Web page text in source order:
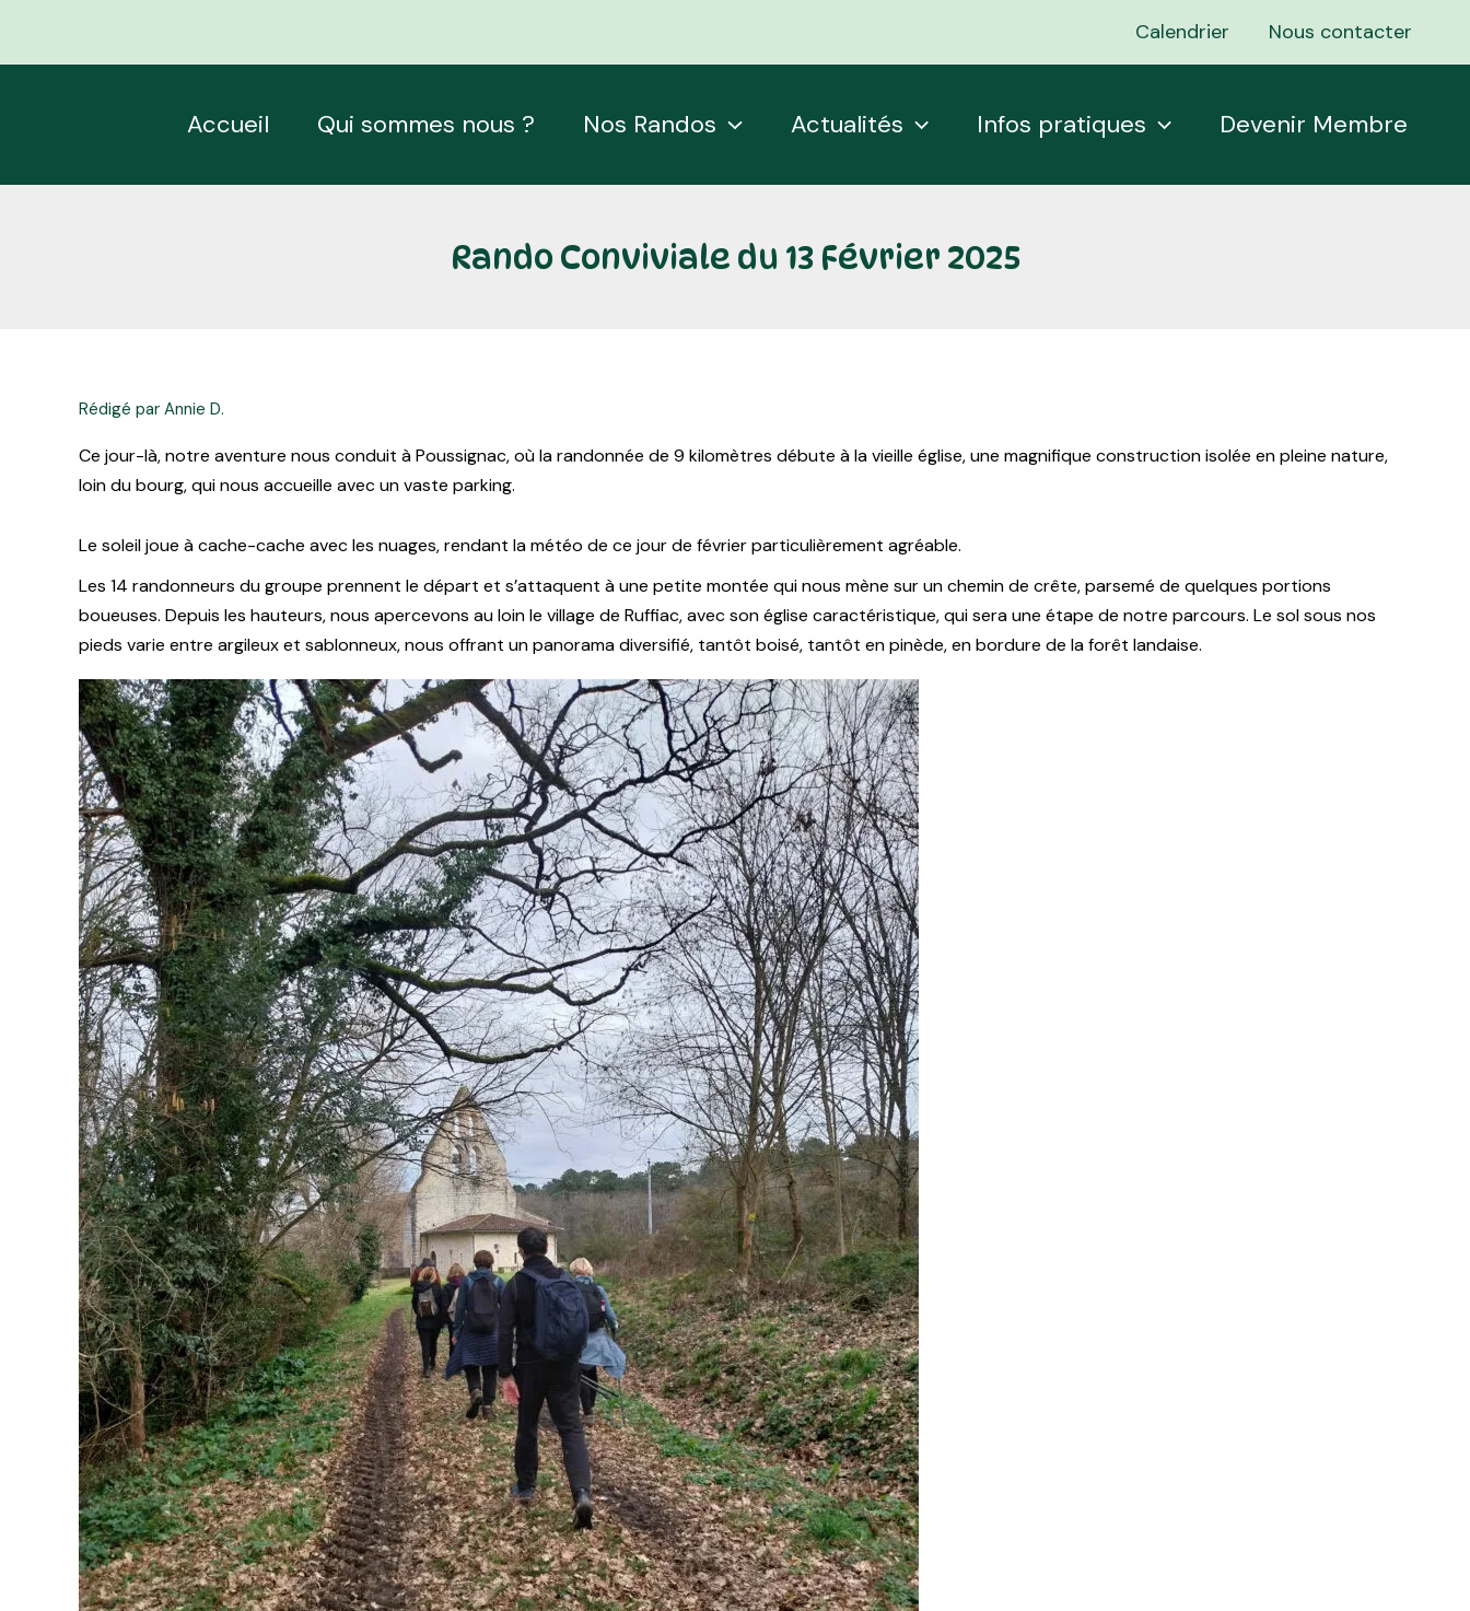
Calendrier Nous contacter
Accueil Qui sommes nous ? Nos Randos Actualités Infos pratiques Devenir Membre
Rando Conviviale du 13 Février 2025
Rédigé par Annie D.
Ce jour-là, notre aventure nous conduit à Poussignac, où la randonnée de 9 kilomètres débute à la vieille église, une magnifique construction isolée en pleine nature,
loin du bourg, qui nous accueille avec un vaste parking.
Le soleil joue à cache-cache avec les nuages, rendant la météo de ce jour de février particulièrement agréable.
Les 14 randonneurs du groupe prennent le départ et s’attaquent à une petite montée qui nous mène sur un chemin de crête, parsemé de quelques portions
boueuses. Depuis les hauteurs, nous apercevons au loin le village de Ruffiac, avec son église caractéristique, qui sera une étape de notre parcours. Le sol sous nos
pieds varie entre argileux et sablonneux, nous offrant un panorama diversifié, tantôt boisé, tantôt en pinède, en bordure de la forêt landaise.